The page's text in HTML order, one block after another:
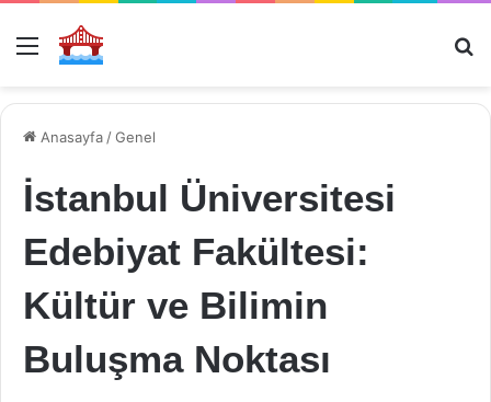
Menü
Anasayfa /Genel
İstanbul Üniversitesi
Edebiyat Fakültesi:
Kültür ve Bilimin
Buluşma Noktası